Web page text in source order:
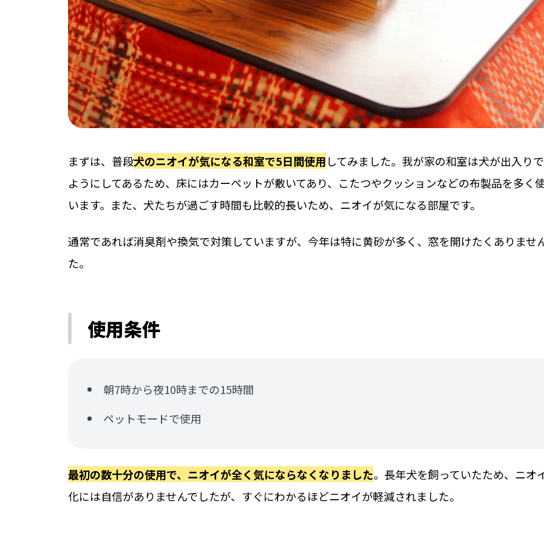
まずは、普段犬のニオイが気になる和室で5日間使用してみました。我が家の和室は犬が出入り
ようにしてあるため、床にはカーペットが敷いてあり、こたつやクッションなどの布製品を多く
います。また、犬たちが過ごす時間も比較的長いため、ニオイが気になる部屋です。
通常であれば消臭剤や換気で対策していますが、今年は特に黄砂が多く、窓を開けたくありませ
た。
使用条件
朝7時から夜10時までの15時間
ペットモードで使用
最初の数十分の使用で、ニオイが全く気にならなくなりました。長年犬を飼っていたため、ニオ
化には自信がありませんでしたが、すぐにわかるほどニオイが軽減されました。